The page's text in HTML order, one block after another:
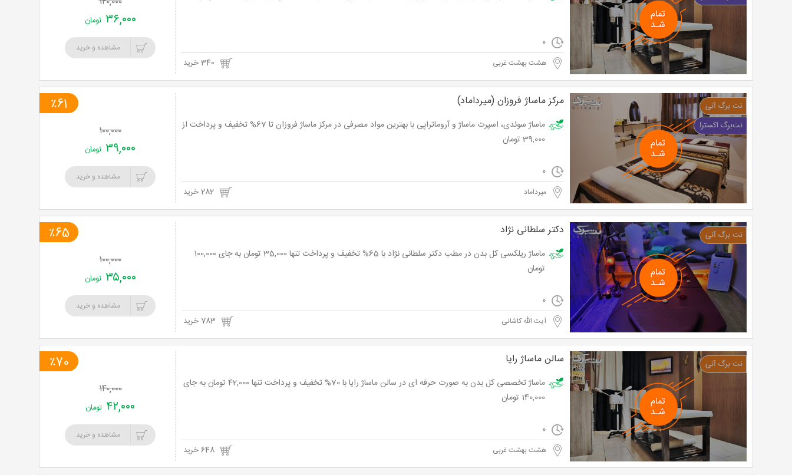
0
هشت بهشت غربی
۳۶,۰۰۰ تومان
مشاهده و خرید
مرکز ماساژ فروزان (میرداماد)
ماساژ سوئدی، اسپرت ماساژ و آروماتراپی با بهترین مواد مصرفی در مرکز ماساژ فروزان تا 67% تخفیف و پرداخت از
39,000 تومان
0
میرداماد 282 خرید
٪61
۱۰۰,۰۰۰
۳۹,۰۰۰ تومان
مشاهده و خرید
دکتر سلطانی نژاد
ماساژ ریلکسی کل بدن در مطب دکتر سلطانی نژاد با 65% تخفیف و پرداخت تنها 35,000 تومان به جای 100,000
تومان
0
آیت الله کاشانی
٪65
۱۰۰,۰۰۰
۳۵,۰۰۰ تومان
مشاهده و خرید
سالن ماساژ رایا
ماساژ تخصصی کل بدن به صورت حرفه ای در سالن ماساژ رایا با 70% تخفیف و پرداخت تنها 42,000 تومان به جای
140,000 تومان
0
هشت بهشت غربی 648 خرید
٪70
۱۴۰,۰۰۰
۴۲,۰۰۰ تومان
مشاهده و خرید